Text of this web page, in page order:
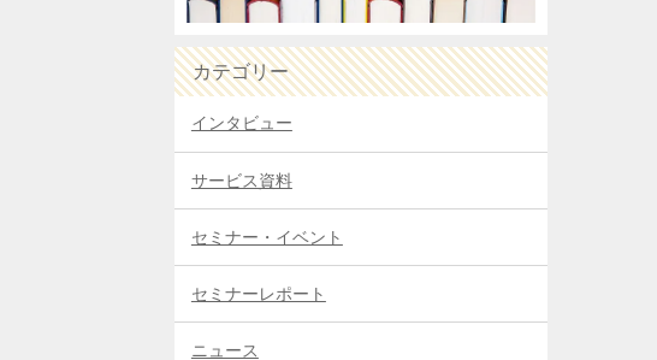
カテゴリー
インタビュー
サービス資料
セミナー・イベント
セミナーレポート
ニュース